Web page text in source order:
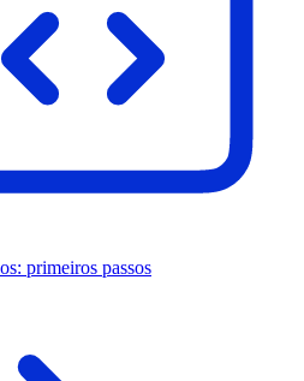
primeiros passos